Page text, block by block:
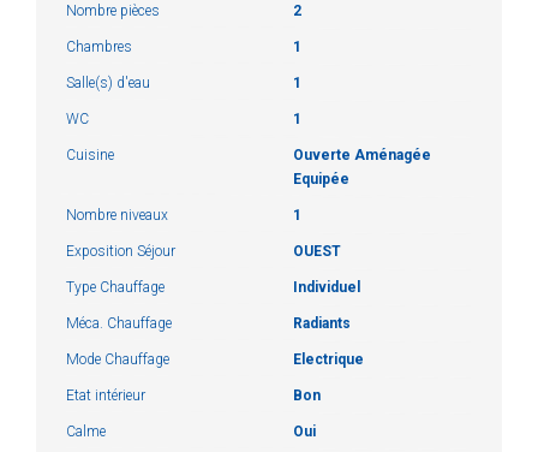
Nombre pièces 2
Chambres 1
Salle(s) d'eau 1
WC 1
Cuisine
Ouverte Aménagée
Equipée
Nombre niveaux 1
Exposition Séjour OUEST
Type Chauffage Individuel
Méca. Chauffage Radiants
Mode Chauffage Electrique
Etat intérieur Bon
Calme Oui